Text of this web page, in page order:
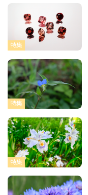
特集
特集
特集